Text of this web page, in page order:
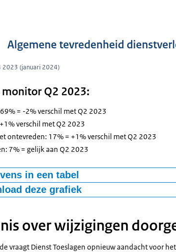
Algemene tevredenheid
2023 (januari 2024)
Q2 2023:
= -2% verschil met Q2 2023
verschil met Q2 2023
ontevreden: 17% = +1% verschil met Q2 2023
7% = gelijk aan Q2 2023
in een tabel
Hoe tevreden ben je over het
en niet
ontevreden
17%
deze grafiek
CSV-bestandover wijzigingen
vraagt Dienst Toeslagen opnieuw aandacht voor